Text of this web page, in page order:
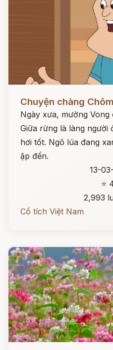
Chuyện chàng Chôm
Ngày xưa, mường
Giữa rừng là làng người
hơi tốt. Ngô lúa đang
ập đến.
13-
⭐
2,993
Cổ tích Việt Nam